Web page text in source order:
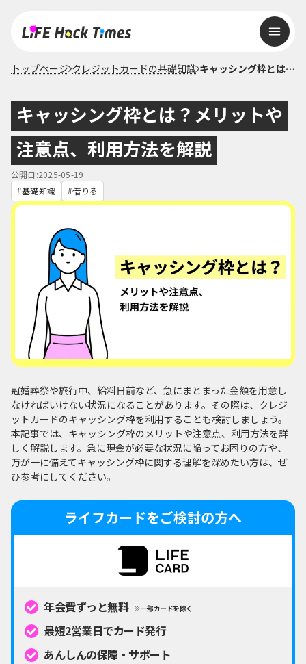
トップページ クレジットカードの基礎知識 キャッシング枠とは？メリットや注意点、利用方法を解説
キャッシング枠とは？メリットや
注意点、利用方法を解説
公開日:2025-05-19
基礎知識
借りる
冠婚葬祭や旅行中、給料日前など、急にまとまった金額を用意し
なければいけない状況になることがあります。その際は、クレジ
ットカードのキャッシング枠を利用することも検討しましょう。
本記事では、キャッシング枠のメリットや注意点、利用方法を詳
しく解説します。急に現金が必要な状況に陥ってお困りの方や、
万が一に備えてキャッシング枠に関する理解を深めたい方は、ぜ
ひ参考にしてください。
ライフカードをご検討の方へ
年会費ずっと無料 ※一部カードを除く
最短2営業日でカード発行
あんしんの保障・サポート